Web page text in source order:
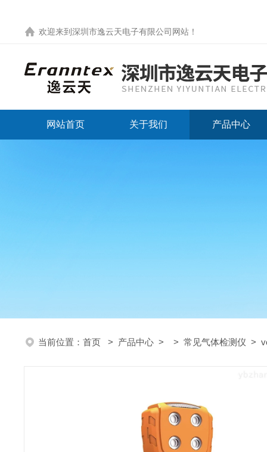
欢迎来到 深圳市逸云天电子有限公司网站 ！
网站首页 关于我们 产品中心
当前位置： 首页 > 产品中心 > > 常见气体检测仪 >